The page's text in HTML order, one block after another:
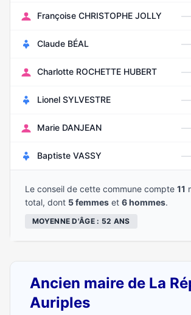
Françoise CHRISTOPHE JOLLY —
Claude BÉAL —
Charlotte ROCHETTE HUBERT —
Lionel SYLVESTRE —
Marie DANJEAN —
Baptiste VASSY —
Le conseil de cette commune compte 11
total, dont 5 femmes et 6 hommes.
MOYENNE D'ÂGE : 52 ANS
Ancien maire de La
Auriples